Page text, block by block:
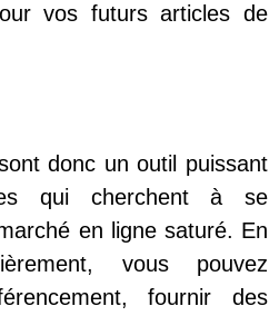
vos futurs articles de
donc un outil puissant
qui cherchent à se
en ligne saturé. En
vous pouvez
fournir des